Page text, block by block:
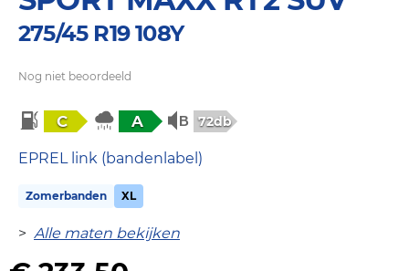
275/45 R19 108Y
Nog niet beoordeeld
C A 72db
EPREL link (bandenlabel)
Zomerbanden XL
> Alle maten bekijken